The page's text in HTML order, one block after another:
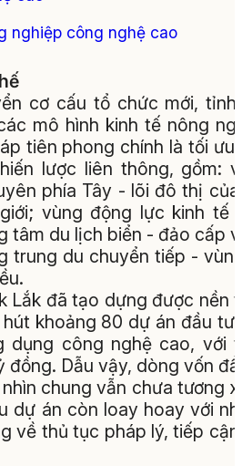
nghiệp công nghệ cao
cơ cấu tổ chức mới,
mô hình kinh tế nông
tiên phong chính là tối ưu
lược liên thông, gồm:
phía Tây - lõi đô thị
vùng động lực kinh tế
tâm du lịch biển - đảo cấp
trung du chuyển tiếp -
Lắk đã tạo dựng được nền
khoảng 80 dự án đầu tư
dụng công nghệ cao, với
đồng. Dẫu vậy, dòng vốn
chung vẫn chưa tương
dự án còn loay hoay với
về thủ tục pháp lý, tiếp